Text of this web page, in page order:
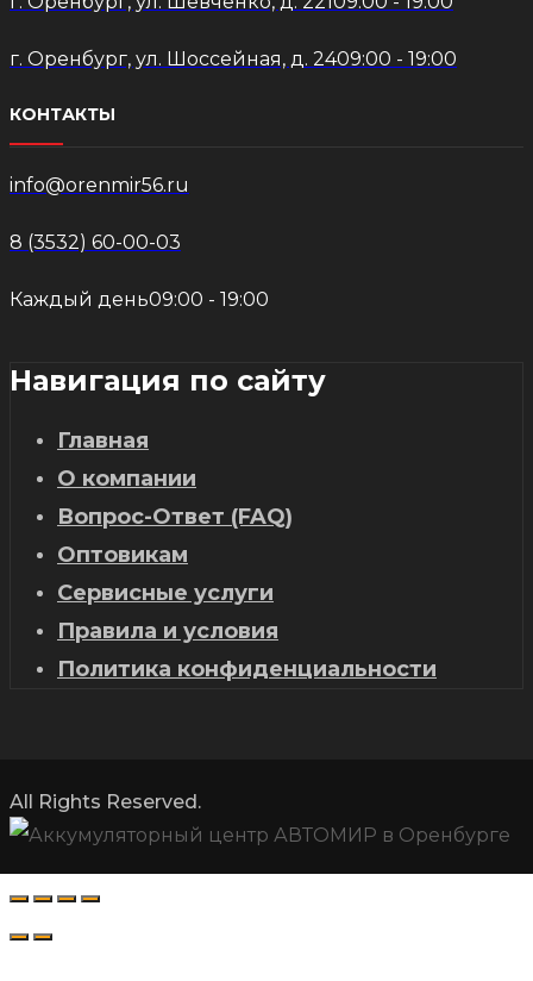
г. Оренбург, ул. Шоссейная, д. 2409:00 - 19:00
КОНТАКТЫ
info@orenmir56.ru
8 (3532) 60-00-03
Каждый день09:00 - 19:00
Навигация по сайту
Главная
О компании
Вопрос-Ответ (FAQ)
Оптовикам
Сервисные услуги
Правила и условия
Политика конфиденциальности
All Rights Reserved.